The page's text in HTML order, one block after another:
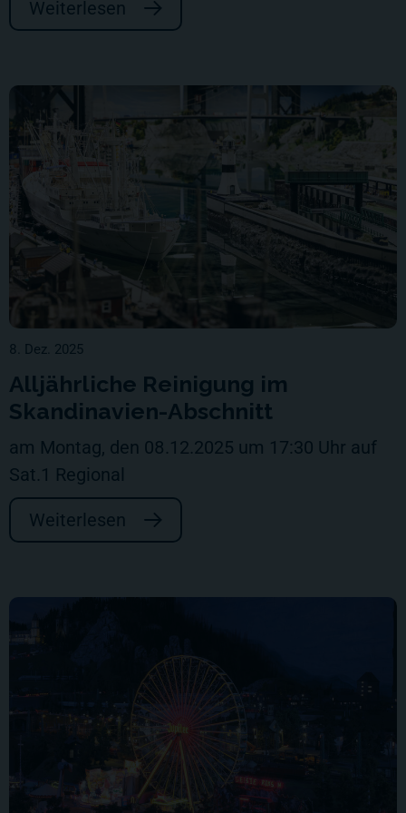
Weiterlesen
8. Dez. 2025
Alljährliche Reinigung im
Skandinavien-Abschnitt
am Montag, den 08.12.2025 um 17:30 Uhr auf
Sat.1 Regional
Weiterlesen